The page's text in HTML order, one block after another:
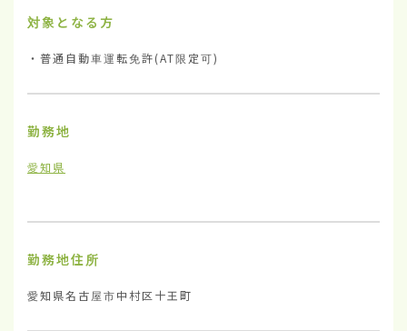
対象となる方
・普通自動車運転免許(AT限定可)
勤務地
愛知県
勤務地住所
愛知県名古屋市中村区十王町